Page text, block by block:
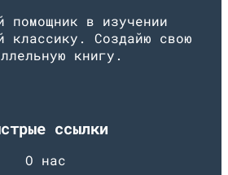
помощник в изучении
классику. Создайю свою
книгу.
ссылки
О нас